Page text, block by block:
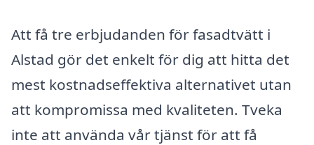
Att få tre erbjudanden för fasadtvätt i
Alstad gör det enkelt för dig att hitta det
mest kostnadseffektiva alternativet utan
att kompromissa med kvaliteten. Tveka
inte att använda vår tjänst för att få